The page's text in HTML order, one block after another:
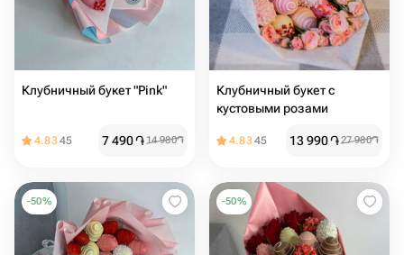
Клубничный букет "Pink"
4.8345 7 490֏14 980֏
Клубничный букет с
кустовыми розами
4.8345 13 990֏27 980֏
-50% -50%